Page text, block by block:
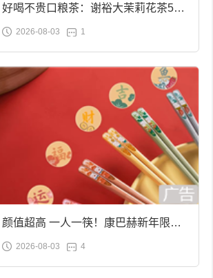
好喝不贵口粮茶：谢裕大茉莉花茶50g
袋装9.9元到手
2026-08-03 1
颜值超高 一人一筷！康巴赫新年限定
合金筷子大促：19.9元
2026-08-03 4